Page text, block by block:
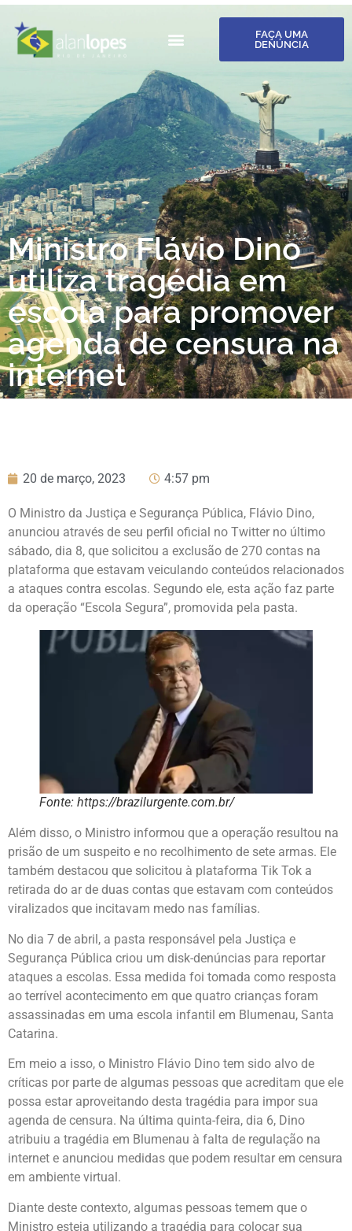
FAÇA UMA
DENÚNCIA
Ministro Flávio Dino
utiliza tragédia em
escola para promover
agenda de censura na
internet
20 de março, 2023 4:57 pm
O Ministro da Justiça e Segurança Pública, Flávio Dino,
anunciou através de seu perfil oficial no Twitter no último
sábado, dia 8, que solicitou a exclusão de 270 contas na
plataforma que estavam veiculando conteúdos relacionados
a ataques contra escolas. Segundo ele, esta ação faz parte
da operação “Escola Segura”, promovida pela pasta.
Fonte: https://brazilurgente.com.br/
Além disso, o Ministro informou que a operação resultou na
prisão de um suspeito e no recolhimento de sete armas. Ele
também destacou que solicitou à plataforma Tik Tok a
retirada do ar de duas contas que estavam com conteúdos
viralizados que incitavam medo nas famílias.
No dia 7 de abril, a pasta responsável pela Justiça e
Segurança Pública criou um disk-denúncias para reportar
ataques a escolas. Essa medida foi tomada como resposta
ao terrível acontecimento em que quatro crianças foram
assassinadas em uma escola infantil em Blumenau, Santa
Catarina.
Em meio a isso, o Ministro Flávio Dino tem sido alvo de
críticas por parte de algumas pessoas que acreditam que ele
possa estar aproveitando desta tragédia para impor sua
agenda de censura. Na última quinta-feira, dia 6, Dino
atribuiu a tragédia em Blumenau à falta de regulação na
internet e anunciou medidas que podem resultar em censura
em ambiente virtual.
Diante deste contexto, algumas pessoas temem que o
Ministro esteja utilizando a tragédia para colocar sua